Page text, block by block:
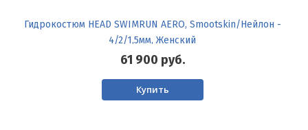
Гидрокостюм HEAD SWIMRUN AERO, Smootskin/Нейлон -
4/2/1,5мм, Женский
61 900 руб.
Купить